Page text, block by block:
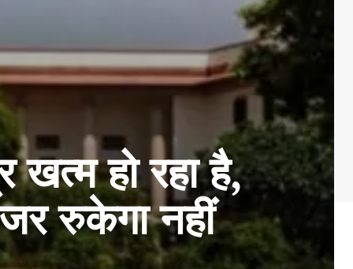
खत्म हो रहा है,
रुकेगा नहीं